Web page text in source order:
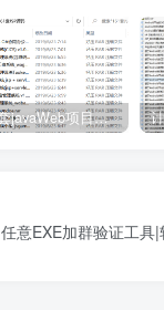
161套javaWeb项目源码免费分享
任意EXE加群验证工具